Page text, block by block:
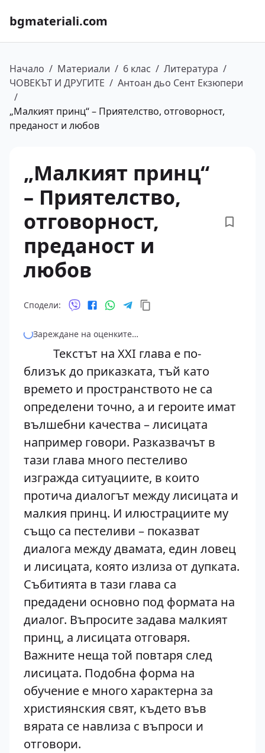
bgmateriali.com
Начало / Материали / 6 клас / Литература /
ЧОВЕКЪТ И ДРУГИТЕ / Антоан дьо Сент Екзюпери
/
„Малкият принц“ – Приятелство, отговорност,
преданост и любов
„Малкият принц“
– Приятелство,
отговорност,
преданост и
любов
Сподели:
Зареждане на оценките…
Текстът на XXI глава е по-
близък до приказката, тъй като
времето и пространството не са
определени точно, а и героите имат
вълшебни качества – лисицата
например говори. Разказвачът в
тази глава много пестеливо
изгражда ситуациите, в които
протича диалогът между лисицата и
малкия принц. И илюстрациите му
също са пестеливи – показват
диалога между двамата, един ловец
и лисицата, която излиза от дупката.
Събитията в тази глава са
предадени основно под формата на
диалог. Въпросите задава малкият
принц, а лисицата отговаря.
Важните неща той повтаря след
лисицата. Подобна форма на
обучение е много характерна за
християнския свят, където във
вярата се навлиза с въпроси и
отговори.